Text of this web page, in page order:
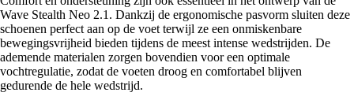
Wave Stealth Neo 2.1. Dankzij de ergonomische pasvorm sluiten deze
schoenen perfect aan op de voet terwijl ze een onmiskenbare
bewegingsvrijheid bieden tijdens de meest intense wedstrijden. De
ademende materialen zorgen bovendien voor een optimale
vochtregulatie, zodat de voeten droog en comfortabel blijven
gedurende de hele wedstrijd.